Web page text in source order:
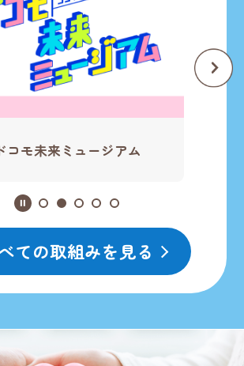
コモ未来ミュージアム
ての取組みを見る